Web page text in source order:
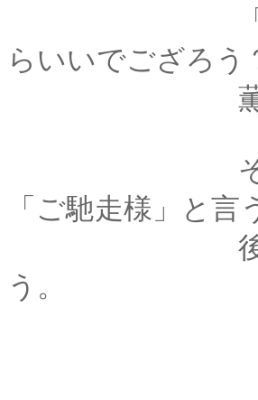
「それなら
らいいでござろう
薫はそれは
そんな会話
「ご馳走様」と言
後片付けを
う。